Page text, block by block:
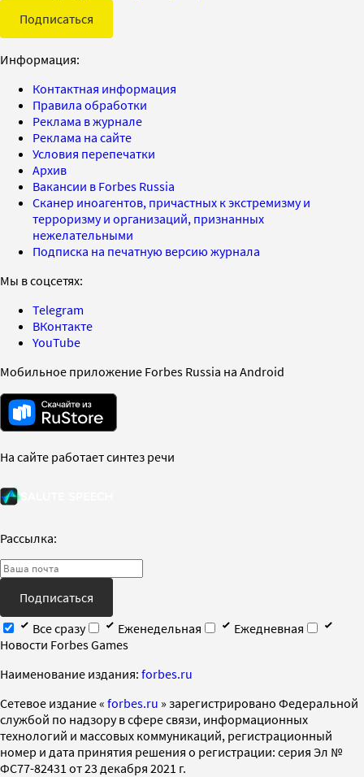
Подписаться
Информация:
Контактная информация
Правила обработки
Реклама в журнале
Реклама на сайте
Условия перепечатки
Архив
Вакансии в Forbes Russia
Сканер иноагентов, причастных к экстремизму и
терроризму и организаций, признанных
нежелательными
Подписка на печатную версию журнала
Мы в соцсетях:
Telegram
ВКонтакте
YouTube
Мобильное приложение Forbes Russia на Android
На сайте работает синтез речи
Рассылка:
Подписаться
Все сразу
Еженедельная
Ежедневная
Новости Forbes Games
Наименование издания: forbes.ru
Cетевое издание « forbes.ru » зарегистрировано Федеральной
службой по надзору в сфере связи, информационных
технологий и массовых коммуникаций, регистрационный
номер и дата принятия решения о регистрации: серия Эл №
ФС77-82431 от 23 декабря 2021 г.